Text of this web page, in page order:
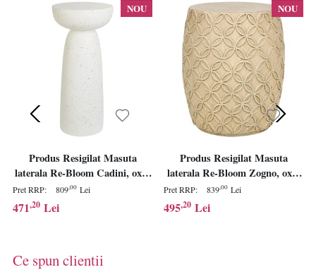
NOU
Produs Resigilat Masuta
laterala Re-Bloom Cadini, oxid
de magneziu/fibra de sticla,
33x33x71 cm, 100 kg, pictata,
alb - Verificat A
Pret RRP: 809,00 Lei
471,20 Lei
NOU
Produs Resigilat Masuta
laterala Re-Bloom Zogno, oxid
de magneziu/fibra de sticla,
33x33x47 cm, 100 kg, bej
deschis - Verificat A
Pret RRP: 839,00 Lei
495,20 Lei
Ce spun clientii